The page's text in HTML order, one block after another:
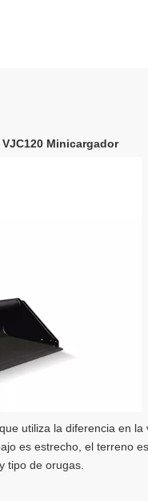
Minicargador
utiliza la diferencia en
es estrecho, el terreno
tipo de orugas.